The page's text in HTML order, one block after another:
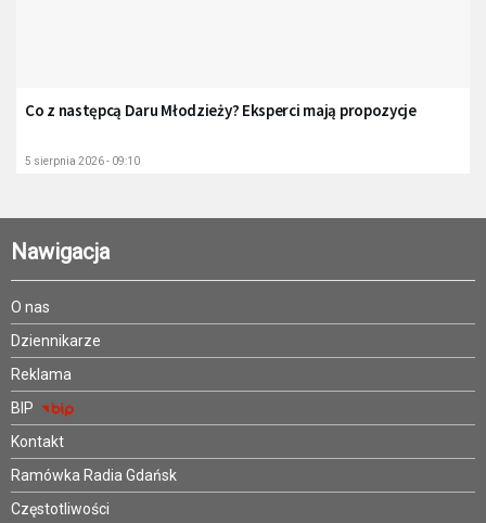
Co z następcą Daru Młodzieży? Eksperci mają propozycje
5 sierpnia 2026 - 09:10
Nawigacja
O nas
Dziennikarze
Reklama
BIP
Kontakt
Ramówka Radia Gdańsk
Częstotliwości